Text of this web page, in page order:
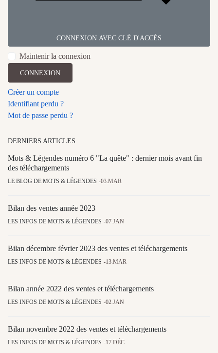
CONNEXION AVEC CLÉ D'ACCÈS
Maintenir la connexion
CONNEXION
Créer un compte
Identifiant perdu ?
Mot de passe perdu ?
DERNIERS ARTICLES
Mots & Légendes numéro 6 "La quête" : dernier mois avant fin
des téléchargements
LE BLOG DE MOTS & LÉGENDES 03.MAR
Bilan des ventes année 2023
LES INFOS DE MOTS & LÉGENDES 07.JAN
Bilan décembre février 2023 des ventes et téléchargements
LES INFOS DE MOTS & LÉGENDES 13.MAR
Bilan année 2022 des ventes et téléchargements
LES INFOS DE MOTS & LÉGENDES 02.JAN
Bilan novembre 2022 des ventes et téléchargements
LES INFOS DE MOTS & LÉGENDES 17.DÉC